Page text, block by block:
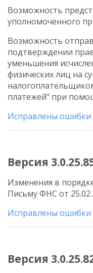
Возможность
уполномоченного
Возможность
подтверждении
уменьшения
физических лиц на
платежей" при
Исправлены ошибки
Версия
Изменения в
Письму ФНС от
Исправлены ошибки
Версия